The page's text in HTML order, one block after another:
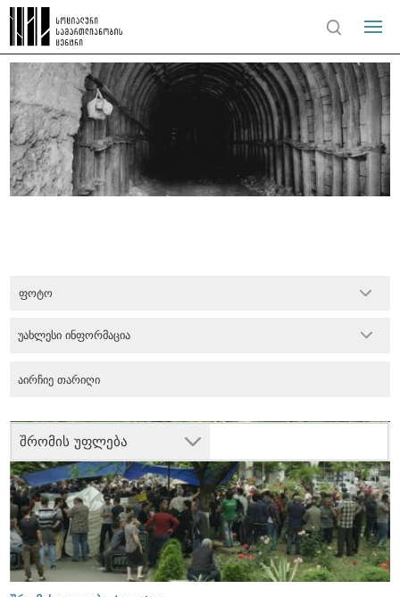
ფოტო
შრომის უფლება
უახლესი ინფორმაცია